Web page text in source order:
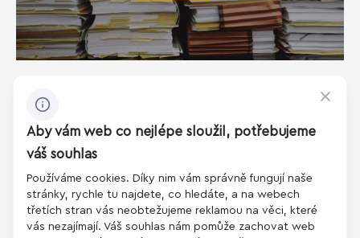
Druhy věcných břemen s příklady:
Nemovitosti a věcná břemena
Jaký je rozdíl mezi služebností a reálným břemenem? A jak
se tyto pojmy mají k termínu věcné břemeno. Základní
přehled a charakteristiky jednotlivých typů břemen najdete
Aby vám web co nejlépe sloužil, potřebujeme
váš souhlas
Používáme cookies. Díky nim vám správně fungují naše
stránky, rychle tu najdete, co hledáte, a na webech
třetích stran vás neobtežujeme reklamou na věci, které
vás nezajímají. Váš souhlas nám pomůže zachovat web